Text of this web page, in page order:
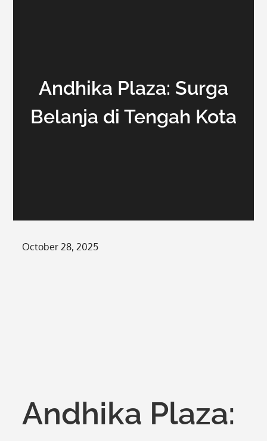
Andhika Plaza: Surga
Belanja di Tengah Kota
Posted
October 28, 2025
Andhika Plaza: